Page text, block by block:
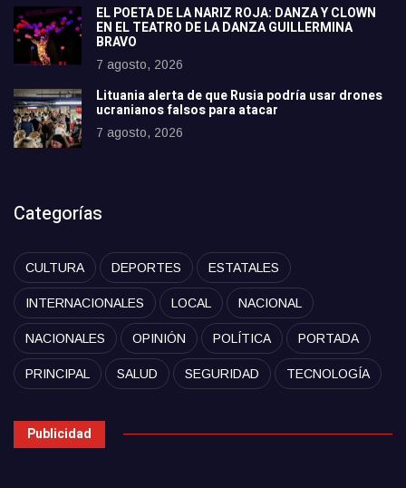
EL POETA DE LA NARIZ ROJA: DANZA Y CLOWN
EN EL TEATRO DE LA DANZA GUILLERMINA
BRAVO
7 agosto, 2026
Lituania alerta de que Rusia podría usar drones
ucranianos falsos para atacar
7 agosto, 2026
Categorías
CULTURA DEPORTES ESTATALES
INTERNACIONALES LOCAL NACIONAL
NACIONALES OPINIÓN POLÍTICA PORTADA
PRINCIPAL SALUD SEGURIDAD TECNOLOGÍA
Publicidad